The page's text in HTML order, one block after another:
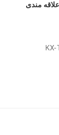
مندی
KX-